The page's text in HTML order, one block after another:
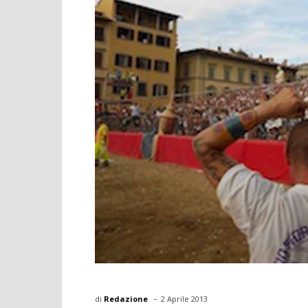
di Redazione - 2 Aprile 2013